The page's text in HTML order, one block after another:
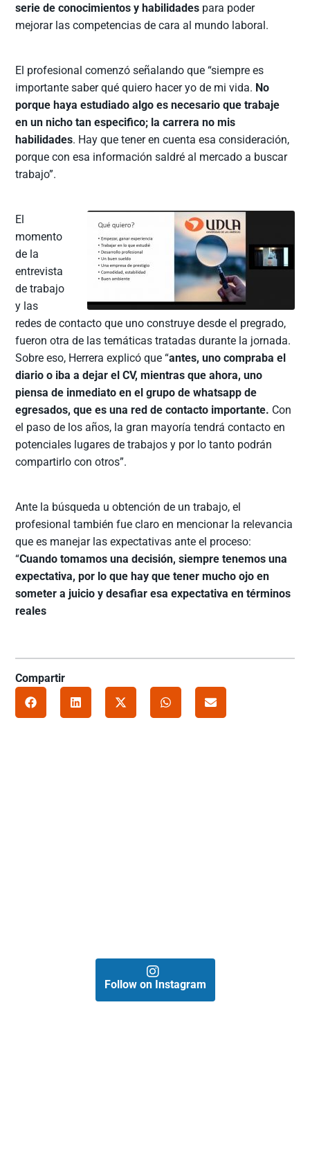
serie de conocimientos y habilidades para poder
mejorar las competencias de cara al mundo laboral.
El profesional comenzó señalando que “siempre es
importante saber qué quiero hacer yo de mi vida. No
porque haya estudiado algo es necesario que trabaje
en un nicho tan especifico; la carrera no mis
habilidades. Hay que tener en cuenta esa consideración,
porque con esa información saldré al mercado a buscar
trabajo”.
El
momento
de la
entrevista
de trabajo
y las
redes de contacto que uno construye desde el pregrado,
fueron otra de las temáticas tratadas durante la jornada.
Sobre eso, Herrera explicó que “antes, uno compraba el
diario o iba a dejar el CV, mientras que ahora, uno
piensa de inmediato en el grupo de whatsapp de
egresados, que es una red de contacto importante. Con
el paso de los años, la gran mayoría tendrá contacto en
potenciales lugares de trabajos y por lo tanto podrán
compartirlo con otros”.
Ante la búsqueda u obtención de un trabajo, el
profesional también fue claro en mencionar la relevancia
que es manejar las expectativas ante el proceso:
“Cuando tomamos una decisión, siempre tenemos una
expectativa, por lo que hay que tener mucho ojo en
someter a juicio y desafiar esa expectativa en términos
reales
Compartir
Follow on Instagram